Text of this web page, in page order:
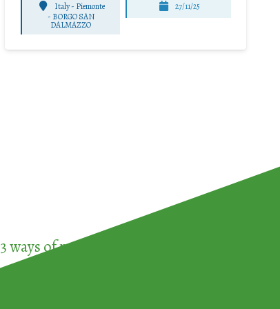
Italy - Piemonte
- BORGO SAN
DALMAZZO
27/11/25
3 ways of participating in the